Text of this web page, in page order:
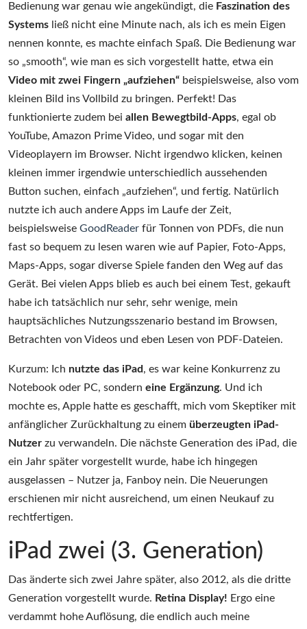
Bedienung war genau wie angekündigt, die Faszination des
Systems ließ nicht eine Minute nach, als ich es mein Eigen
nennen konnte, es machte einfach Spaß. Die Bedienung war
so „smooth“, wie man es sich vorgestellt hatte, etwa ein
Video mit zwei Fingern „aufziehen“ beispielsweise, also vom
kleinen Bild ins Vollbild zu bringen. Perfekt! Das
funktionierte zudem bei allen Bewegtbild-Apps, egal ob
YouTube, Amazon Prime Video, und sogar mit den
Videoplayern im Browser. Nicht irgendwo klicken, keinen
kleinen immer irgendwie unterschiedlich aussehenden
Button suchen, einfach „aufziehen“, und fertig. Natürlich
nutzte ich auch andere Apps im Laufe der Zeit,
beispielsweise GoodReader für Tonnen von PDFs, die nun
fast so bequem zu lesen waren wie auf Papier, Foto-Apps,
Maps-Apps, sogar diverse Spiele fanden den Weg auf das
Gerät. Bei vielen Apps blieb es auch bei einem Test, gekauft
habe ich tatsächlich nur sehr, sehr wenige, mein
hauptsächliches Nutzungsszenario bestand im Browsen,
Betrachten von Videos und eben Lesen von PDF-Dateien.
Kurzum: Ich nutzte das iPad, es war keine Konkurrenz zu
Notebook oder PC, sondern eine Ergänzung. Und ich
mochte es, Apple hatte es geschafft, mich vom Skeptiker mit
anfänglicher Zurückhaltung zu einem überzeugten iPad-
Nutzer zu verwandeln. Die nächste Generation des iPad, die
ein Jahr später vorgestellt wurde, habe ich hingegen
ausgelassen – Nutzer ja, Fanboy nein. Die Neuerungen
erschienen mir nicht ausreichend, um einen Neukauf zu
rechtfertigen.
iPad zwei (3. Generation)
Das änderte sich zwei Jahre später, also 2012, als die dritte
Generation vorgestellt wurde. Retina Display! Ergo eine
verdammt hohe Auflösung, die endlich auch meine